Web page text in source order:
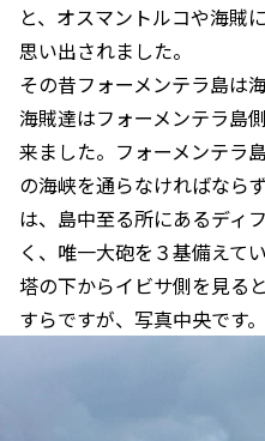
と、オスマントルコや海賊
思い出されました。
その昔フォーメンテラ島は
海賊達はフォーメンテラ島
来ました。フォーメンテラ
の海峡を通らなければなら
は、島中至る所にあるディ
く、唯一大砲を３基備えて
塔の下からイビサ側を見る
すらですが、写真中央です。